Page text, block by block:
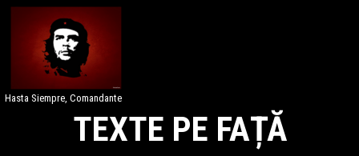
Hasta Siempre, Comandante
TEXTE PE FAȚĂ